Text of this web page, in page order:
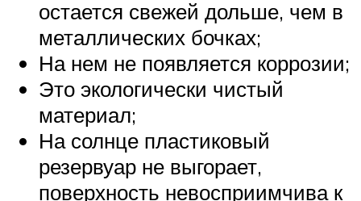
остается свежей дольше, чем в
металлических бочках;
На нем не появляется коррозии;
Это экологически чистый
материал;
На солнце пластиковый
резервуар не выгорает,
поверхность невосприимчива к